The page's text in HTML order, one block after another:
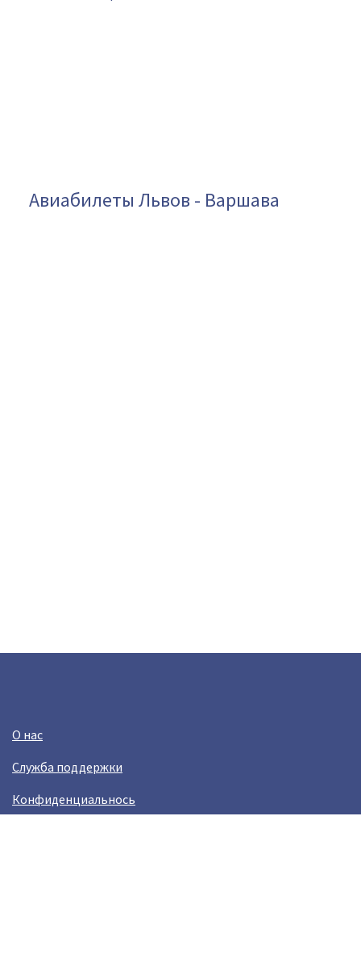
Авиабилеты Львов - Варшава
О нас
Служба поддержки
Конфиденциальнось